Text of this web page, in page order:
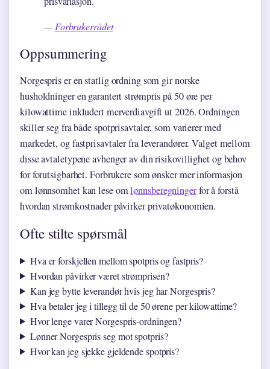
—Forbrukerrådet
Oppsummering
Norgespris er en statlig ordning som gir norske
husholdninger en garantert strømpris på 50 øre per
kilowattime inkludert merverdiavgift ut 2026. Ordningen
skiller seg fra både spotprisavtaler, som varierer med
markedet, og fastprisavtaler fra leverandører. Valget mellom
disse avtaletypene avhenger av din risikovillighet og behov
for forutsigbarhet. Forbrukere som ønsker mer informasjon
om lønnsomhet kan lese omlønnsberegningerfor å forstå
hvordan strømkostnader påvirker privatøkonomien.
Ofte stilte spørsmål
Hva er forskjellen mellom spotpris og fastpris?
Hvordan påvirker været strømprisen?
Kan jeg bytte leverandør hvis jeg har Norgespris?
Hva betaler jeg i tillegg til de 50 ørene per kilowattime?
Hvor lenge varer Norgespris-ordningen?
Lønner Norgespris seg mot spotpris?
Hvor kan jeg sjekke gjeldende spotpris?